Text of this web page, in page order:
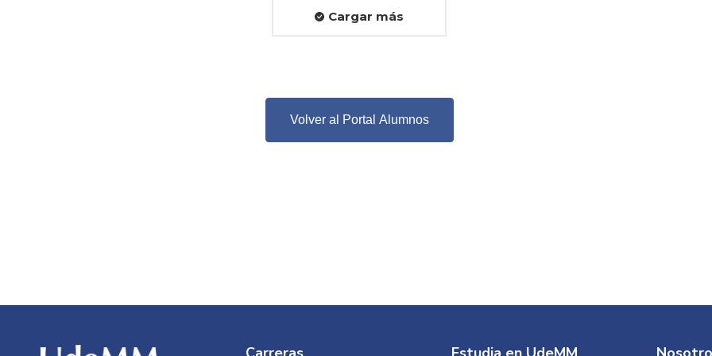
Cargar más
Volver al Portal Alumnos